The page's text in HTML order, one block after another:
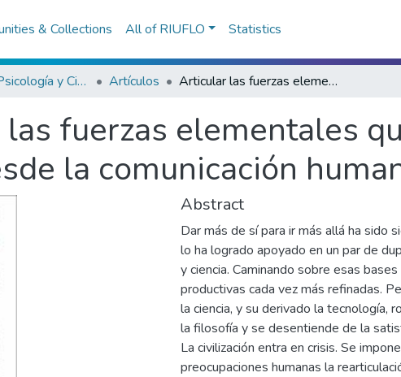
& Collections All of RIUFLO Statistics
Facultad de Psicología y Ciencias Sociales Artículos Articular las fuerzas elementales que conforman la vida. Una visión desde la comunicación humana
fuerzas elementales
la comunicación
Abstract
Dar más de sí para ir más allá ha sido
lo ha logrado apoyado en un par de
y ciencia. Caminando sobre esas
productivas cada vez más refinadas.
la ciencia, y su derivado la tecnología,
la filosofía y se desentiende de la
La civilización entra en crisis. Se
preocupaciones humanas la